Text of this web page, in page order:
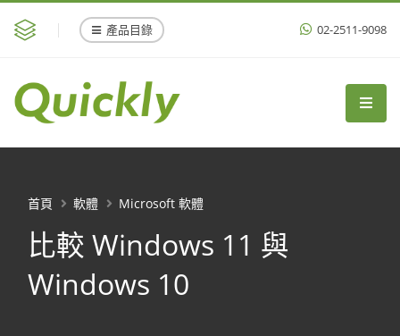
產品目錄 02-2511-9098
比較 Windows 11 與
Windows 10
首頁 軟體 Microsoft 軟體